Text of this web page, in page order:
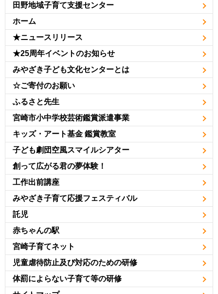
田野地域子育て支援センター
ホーム
★ニュースリリース
★25周年イベントのお知らせ
みやざき子ども文化センターとは
☆ご寄付のお願い
ふるさと先生
宮崎市小中学校芸術鑑賞派遣事業
キッズ・アート基金 鑑賞教室
子ども劇団空風スマイルシアター
創って広がる君の夢体験！
工作出前講座
みやざき子育て応援フェスティバル
託児
赤ちゃんの駅
宮崎子育てネット
児童虐待防止及び対応のための研修
体罰によらない子育て等の研修